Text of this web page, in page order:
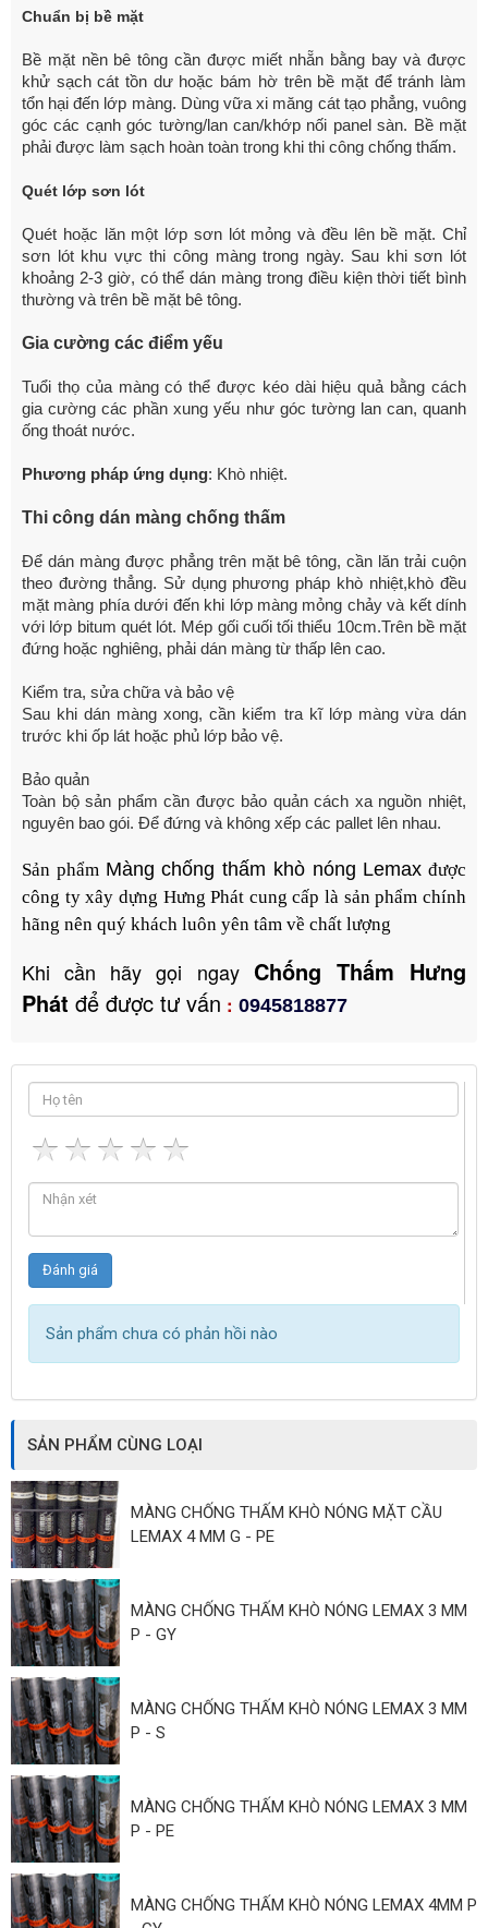
Chuẩn bị bề mặt
Bề mặt nền bê tông cần được miết nhẵn bằng bay và được
khử sạch cát tồn dư hoặc bám hờ trên bề mặt để tránh làm
tổn hại đến lớp màng. Dùng vữa xi măng cát tạo phẳng, vuông
góc các cạnh góc tường/lan can/khớp nối panel sàn. Bề mặt
phải được làm sạch hoàn toàn trong khi thi công chống thấm.
Quét lớp sơn lót
Quét hoặc lăn một lớp sơn lót mỏng và đều lên bề mặt. Chỉ
sơn lót khu vực thi công màng trong ngày. Sau khi sơn lót
khoảng 2-3 giờ, có thể dán màng trong điều kiện thời tiết bình
thường và trên bề mặt bê tông.
Gia cường các điểm yếu
Tuổi thọ của màng có thể được kéo dài hiệu quả bằng cách
gia cường các phần xung yếu như góc tường lan can, quanh
ống thoát nước.
Phương pháp ứng dụng: Khò nhiệt.
Thi công dán màng chống thấm
Để dán màng được phẳng trên mặt bê tông, cần lăn trải cuộn
theo đường thẳng. Sử dụng phương pháp khò nhiệt,khò đều
mặt màng phía dưới đến khi lớp màng mỏng chảy và kết dính
với lớp bitum quét lót. Mép gối cuối tối thiểu 10cm.Trên bề mặt
đứng hoặc nghiêng, phải dán màng từ thấp lên cao.
Kiểm tra, sửa chữa và bảo vệ
Sau khi dán màng xong, cần kiểm tra kĩ lớp màng vừa dán
trước khi ốp lát hoặc phủ lớp bảo vệ.
Bảo quản
Toàn bộ sản phẩm cần được bảo quản cách xa nguồn nhiệt,
nguyên bao gói. Để đứng và không xếp các pallet lên nhau.
Sản phẩm Màng chống thấm khò nóng Lemax được
công ty xây dựng Hưng Phát cung cấp là sản phẩm chính
hãng nên quý khách luôn yên tâm về chất lượng
Khi cần hãy gọi ngay Chống Thấm Hưng
Phát để được tư vấn : 0945818877
Sản phẩm chưa có phản hồi nào
SẢN PHẨM CÙNG LOẠI
MÀNG CHỐNG THẤM KHÒ NÓNG MẶT CẦU
LEMAX 4 MM G - PE
MÀNG CHỐNG THẤM KHÒ NÓNG LEMAX 3 MM
P - GY
MÀNG CHỐNG THẤM KHÒ NÓNG LEMAX 3 MM
P - S
MÀNG CHỐNG THẤM KHÒ NÓNG LEMAX 3 MM
P - PE
MÀNG CHỐNG THẤM KHÒ NÓNG LEMAX 4MM P